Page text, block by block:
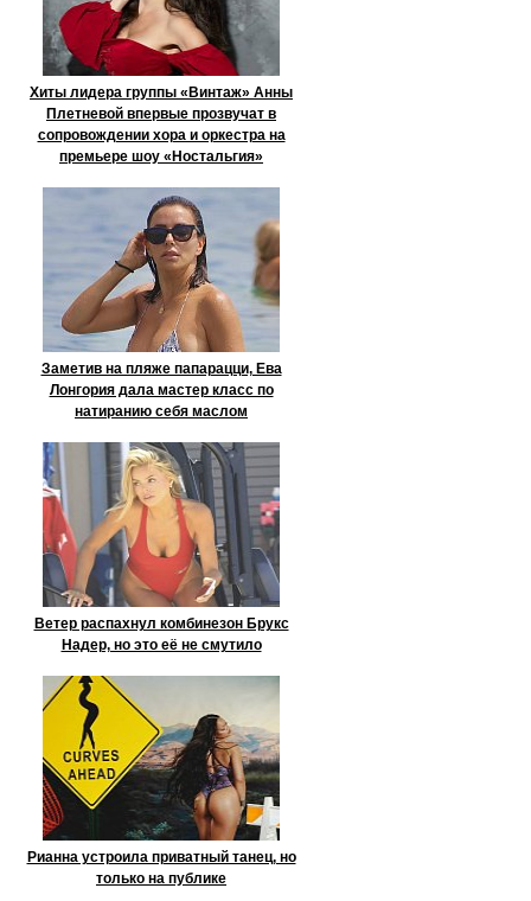
Хиты лидера группы «Винтаж» Анны
Плетневой впервые прозвучат в
сопровождении хора и оркестра на
премьере шоу «Ностальгия»
Заметив на пляже папарацци, Ева
Лонгория дала мастер класс по
натиранию себя маслом
Ветер распахнул комбинезон Брукс
Надер, но это её не смутило
Рианна устроила приватный танец, но
только на публике